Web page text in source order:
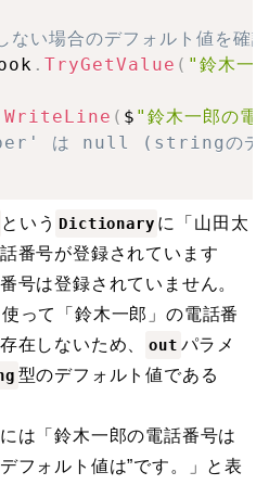
い場合のデフォルト値を確認
. TryGetValue ( "鈴木一
WriteLine ( $ "鈴木一郎の
は null (stringのデフ
という Dictionary に「山田太
番号が登録されています
号は登録されていません。
って「鈴木一郎」の電話番
在しないため、
out パラメ
型のデフォルト値である
は「鈴木一郎の電話番号は
フォルト値は”です。」と表